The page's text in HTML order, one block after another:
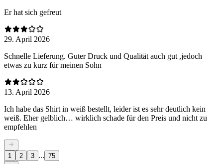
Er hat sich gefreut
29. April 2026
Schnelle Lieferung. Guter Druck und Qualität auch gut ,jedoch
etwas zu kurz für meinen Sohn
13. April 2026
Ich habe das Shirt in weiß bestellt, leider ist es sehr deutlich kein
weiß. Eher gelblich… wirklich schade für den Preis und nicht zu
empfehlen
1 2 3 ... 75